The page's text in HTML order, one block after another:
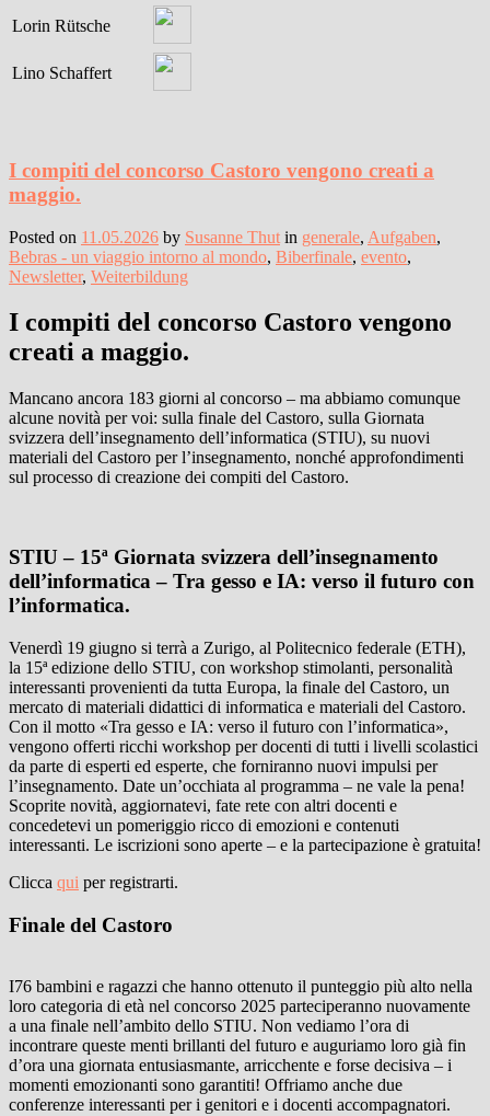
Lorin Rütsche
Lino Schaffert
I compiti del concorso Castoro vengono creati a
maggio.
Posted on 11.05.2026 by Susanne Thut in generale, Aufgaben,
Bebras - un viaggio intorno al mondo, Biberfinale, evento,
Newsletter, Weiterbildung
I compiti del concorso Castoro vengono
creati a maggio.
Mancano ancora 183 giorni al concorso – ma abbiamo comunque
alcune novità per voi: sulla finale del Castoro, sulla Giornata
svizzera dell’insegnamento dell’informatica (STIU), su nuovi
materiali del Castoro per l’insegnamento, nonché approfondimenti
sul processo di creazione dei compiti del Castoro.
STIU – 15ª Giornata svizzera dell’insegnamento
dell’informatica – Tra gesso e IA: verso il futuro con
l’informatica.
Venerdì 19 giugno si terrà a Zurigo, al Politecnico federale (ETH),
la 15ª edizione dello STIU, con workshop stimolanti, personalità
interessanti provenienti da tutta Europa, la finale del Castoro, un
mercato di materiali didattici di informatica e materiali del Castoro.
Con il motto «Tra gesso e IA: verso il futuro con l’informatica»,
vengono offerti ricchi workshop per docenti di tutti i livelli scolastici
da parte di esperti ed esperte, che forniranno nuovi impulsi per
l’insegnamento. Date un’occhiata al programma – ne vale la pena!
Scoprite novità, aggiornatevi, fate rete con altri docenti e
concedetevi un pomeriggio ricco di emozioni e contenuti
interessanti. Le iscrizioni sono aperte – e la partecipazione è gratuita!
Clicca qui per registrarti.
Finale del Castoro
I76 bambini e ragazzi che hanno ottenuto il punteggio più alto nella
loro categoria di età nel concorso 2025 parteciperanno nuovamente
a una finale nell’ambito dello STIU. Non vediamo l’ora di
incontrare queste menti brillanti del futuro e auguriamo loro già fin
d’ora una giornata entusiasmante, arricchente e forse decisiva – i
momenti emozionanti sono garantiti! Offriamo anche due
conferenze interessanti per i genitori e i docenti accompagnatori.